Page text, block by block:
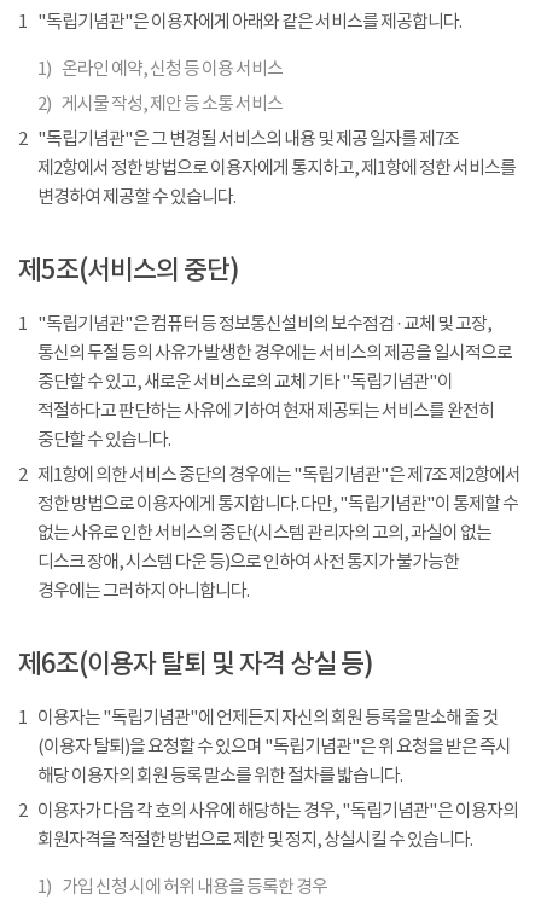
1 "독립기념관"은 이용자에게 아래와 같은 서비스를 제공합니다.
1) 온라인 예약, 신청 등 이용 서비스
2) 게시물 작성, 제안 등 소통 서비스
2 "독립기념관"은 그 변경될 서비스의 내용 및 제공 일자를 제7조
제2항에서 정한 방법으로 이용자에게 통지하고, 제1항에 정한 서비스를
변경하여 제공할 수 있습니다.
제5조(서비스의 중단)
1 "독립기념관"은 컴퓨터 등 정보통신설비의 보수점검 · 교체 및 고장,
통신의 두절 등의 사유가 발생한 경우에는 서비스의 제공을 일시적으로
중단할 수 있고, 새로운 서비스로의 교체 기타 "독립기념관"이
적절하다고 판단하는 사유에 기하여 현재 제공되는 서비스를 완전히
중단할 수 있습니다.
2 제1항에 의한 서비스 중단의 경우에는 "독립기념관"은 제7조 제2항에서
정한 방법으로 이용자에게 통지합니다. 다만, "독립기념관"이 통제할 수
없는 사유로 인한 서비스의 중단(시스템 관리자의 고의, 과실이 없는
디스크 장애, 시스템 다운 등)으로 인하여 사전 통지가 불가능한
경우에는 그러하지 아니합니다.
제6조(이용자 탈퇴 및 자격 상실 등)
1 이용자는 "독립기념관"에 언제든지 자신의 회원 등록을 말소해 줄 것
(이용자 탈퇴)을 요청할 수 있으며 "독립기념관"은 위 요청을 받은 즉시
해당 이용자의 회원 등록 말소를 위한 절차를 밟습니다.
2 이용자가 다음 각 호의 사유에 해당하는 경우, "독립기념관"은 이용자의
회원자격을 적절한 방법으로 제한 및 정지, 상실시킬 수 있습니다.
1) 가입 신청 시에 허위 내용을 등록한 경우